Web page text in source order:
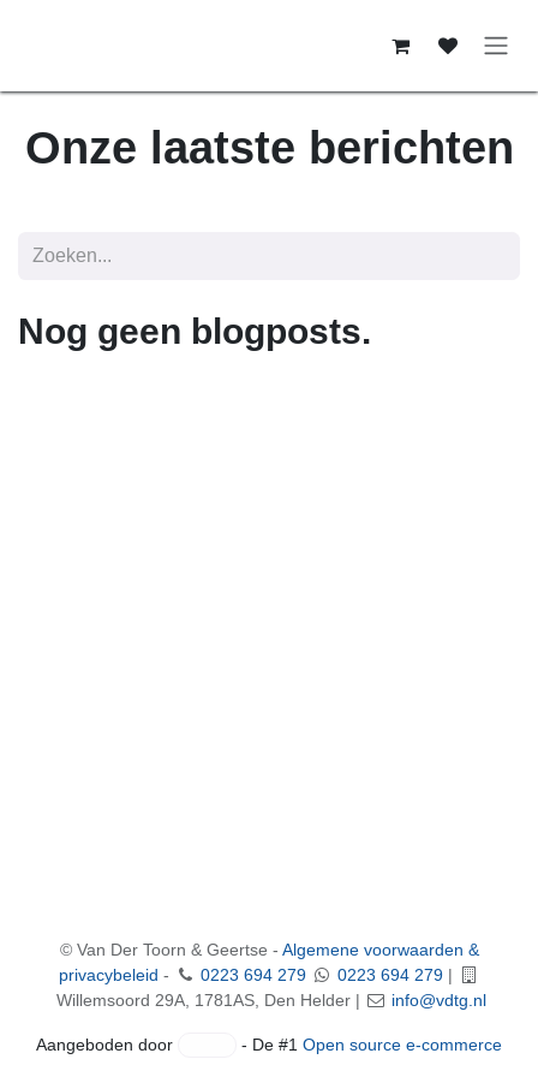
Onze laatste berichten
Nog geen blogposts.
© Van Der Toorn & Geertse - Algemene voorwaarden &
privacybeleid - 0223 694 279 0223 694 279 |
Willemsoord 29A, 1781AS, Den Helder |
info@vdtg.nl
Aangeboden door - De #1 Open source e-commerce